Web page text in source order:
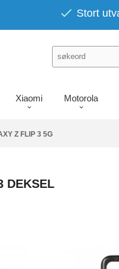
Stort
Xiaomi Motorola
Z FLIP 3 5G
DEKSEL